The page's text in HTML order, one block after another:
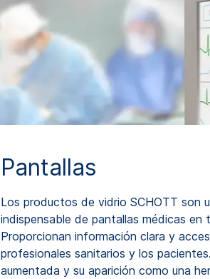
Pantallas
Los productos de vidrio SCHOTT son
indispensable de pantallas médicas en
Proporcionan información clara y
profesionales sanitarios y los
aumentada y su aparición como una